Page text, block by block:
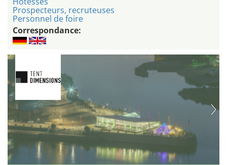
Prospecteurs, recruteuses
Personnel de foire
Correspondance: